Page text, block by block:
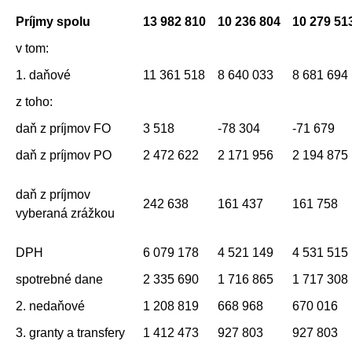
Príjmy spolu
13 982 810 10 236 804
10 279
v tom:
1. daňové
11 361 518 8 640 033
8 681 694
z toho:
daň z príjmov FO
3 518 -78 304
-71 679
daň z príjmov PO
2 472 622 2 171 956 2 194 875
daň z príjmov
vyberaná zrážkou
242 638 161 437 161 758
DPH 6 079 178 4 521 149
4 531 515
spotrebné dane
2 335 690 1 716 865
1 717 308
2. nedaňové
1 208 819 668 968
670 016
3. granty a transfery
1 412 473 927 803 927 803